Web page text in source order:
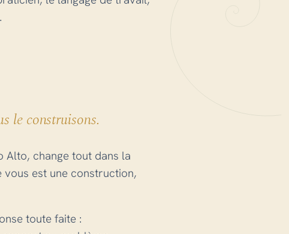
le construisons.
Alto, change tout dans la
est une construction,
toute faite :